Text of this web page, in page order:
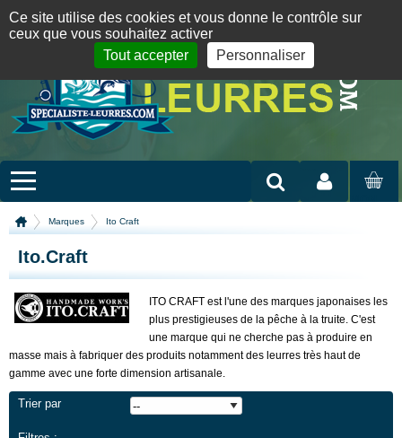
09 72 36 55 01 06 08 07 98 87 English version
MON
Marques Ito Craft
Ito.Craft
ITO CRAFT est l'une des marques japonaises les
plus prestigieuses de la pêche à la truite. C'est
une marque qui ne cherche pas à produire en
masse mais à fabriquer des produits notamment des leurres très haut de
gamme avec une forte dimension artisanale.
Trier par
Panneau de gestion des cookies
Ce site utilise des cookies et vous donne le contrôle sur
ceux que vous souhaitez activer
Tout accepter
Personnaliser